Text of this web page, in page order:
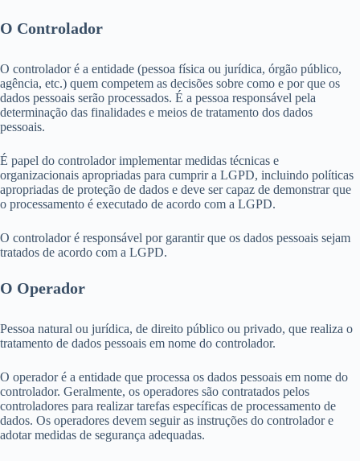
O Controlador
O controlador é a entidade (pessoa física ou jurídica, órgão público,
agência, etc.) quem competem as decisões sobre como e por que os
dados pessoais serão processados. É a pessoa responsável pela
determinação das finalidades e meios de tratamento dos dados
pessoais.
É papel do controlador implementar medidas técnicas e
organizacionais apropriadas para cumprir a LGPD, incluindo políticas
apropriadas de proteção de dados e deve ser capaz de demonstrar que
o processamento é executado de acordo com a LGPD.
O controlador é responsável por garantir que os dados pessoais sejam
tratados de acordo com a LGPD.
O Operador
Pessoa natural ou jurídica, de direito público ou privado, que realiza o
tratamento de dados pessoais em nome do controlador.
O operador é a entidade que processa os dados pessoais em nome do
controlador. Geralmente, os operadores são contratados pelos
controladores para realizar tarefas específicas de processamento de
dados. Os operadores devem seguir as instruções do controlador e
adotar medidas de segurança adequadas.